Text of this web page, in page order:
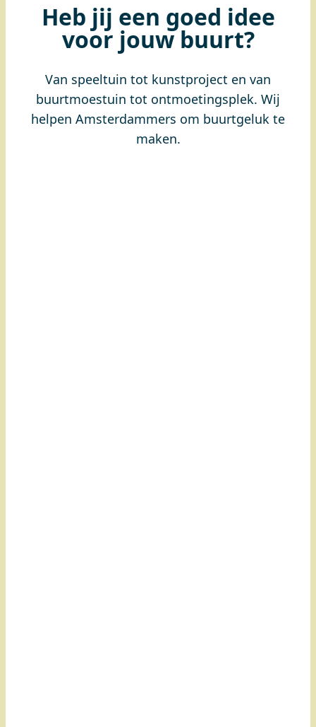
Heb jij een goed idee
voor jouw buurt?
Van speeltuin tot kunstproject en van
buurtmoestuin tot ontmoetingsplek. Wij
helpen Amsterdammers om buurtgeluk te
maken.